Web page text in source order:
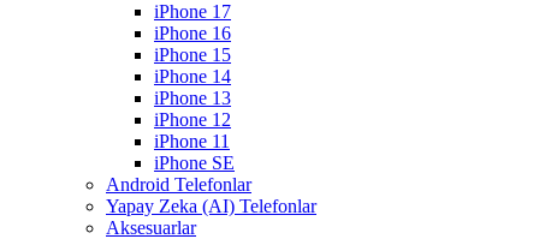
iPhone 17
iPhone 16
iPhone 15
iPhone 14
iPhone 13
iPhone 12
iPhone 11
iPhone SE
Android Telefonlar
Yapay Zeka (AI) Telefonlar
Aksesuarlar